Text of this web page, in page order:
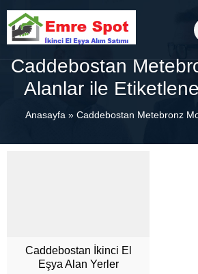
Caddebostan
Alanlar ile
Anasayfa » Caddebostan Metebronz
Caddebostan İkinci El
Eşya Alan Yerler